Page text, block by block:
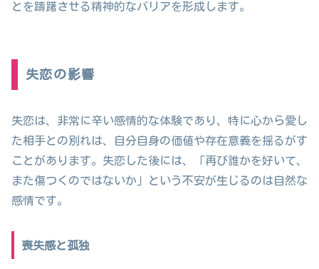
とを躊躇させる精神的なバリアを形成します。
失恋の影響
失恋は、非常に辛い感情的な体験であり、特に心から愛し
た相手との別れは、自分自身の価値や存在意義を揺るがす
ことがあります。失恋した後には、「再び誰かを好いて、
また傷つくのではないか」という不安が生じるのは自然な
感情です。
喪失感と孤独